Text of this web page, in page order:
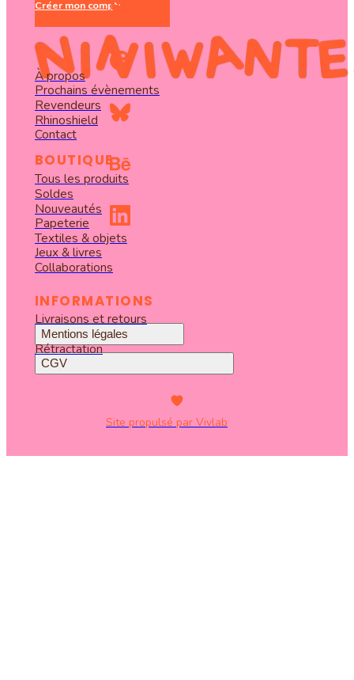
BOUTIQUE
INFORMATIONS
À propos
Tous les produits
Prochains évènements
Soldes
Revendeurs
Nouveautés
Mentions légales
Livraisons et retours
Créer mon compte
Papeterie
CGV
Rétractation
Contact
Rhinoshield
Textiles & objets
Jeux & livres
Collaborations
Site propulsé par Vivlab